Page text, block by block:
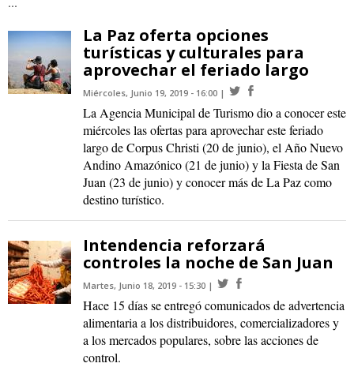
La Paz oferta opciones
turísticas y culturales para
aprovechar el feriado largo
Miércoles, Junio 19, 2019 - 16:00
La Agencia Municipal de Turismo dio a conocer este
miércoles las ofertas para aprovechar este feriado
largo de Corpus Christi (20 de junio), el Año Nuevo
Andino Amazónico (21 de junio) y la Fiesta de San
Juan (23 de junio) y conocer más de La Paz como
destino turístico.
Intendencia reforzará
controles la noche de San Juan
Martes, Junio 18, 2019 - 15:30
Hace 15 días se entregó comunicados de advertencia
alimentaria a los distribuidores, comercializadores y
a los mercados populares, sobre las acciones de
control.